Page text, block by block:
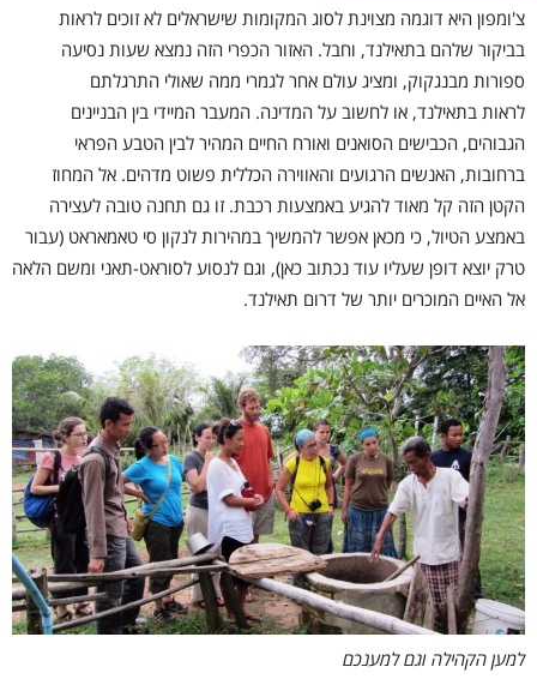
צ'ומפון היא דוגמה מצוינת לסוג המקומות שישראלים לא זוכים לראות
בביקור שלהם בתאילנד, וחבל. האזור הכפרי הזה נמצא שעות נסיעה
ספורות מבנגקוק, ומציג עולם אחר לגמרי ממה שאולי התרגלתם
לראות בתאילנד, או לחשוב על המדינה. המעבר המיידי בין הבניינים
הגבוהים, הכבישים הסואנים ואורח החיים המהיר לבין הטבע הפראי
ברחובות, האנשים הרגועים והאווירה הכללית פשוט מדהים. אל המחוז
הקטן הזה קל מאוד להגיע באמצעות רכבת. זו גם תחנה טובה לעצירה
באמצע הטיול, כי מכאן אפשר להמשיך במהירות לנקון סי טאמאראט (עבור
טרק יוצא דופן שעליו עוד נכתוב כאן), וגם לנסוע לסוראט-תאני ומשם הלאה
אל האיים המוכרים יותר של דרום תאילנד.
למען הקהילה וגם למענכם